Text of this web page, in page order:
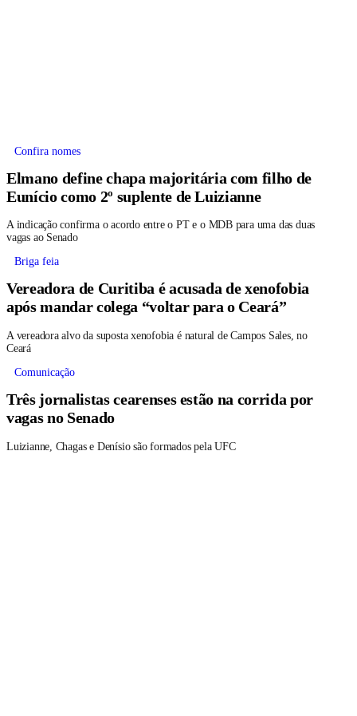
Confira nomes
Elmano define chapa majoritária com filho de
Eunício como 2º suplente de Luizianne
A indicação confirma o acordo entre o PT e o MDB para uma das duas
vagas ao Senado
Briga feia
Vereadora de Curitiba é acusada de xenofobia
após mandar colega “voltar para o Ceará”
A vereadora alvo da suposta xenofobia é natural de Campos Sales, no
Ceará
Comunicação
Três jornalistas cearenses estão na corrida por
vagas no Senado
Luizianne, Chagas e Denísio são formados pela UFC